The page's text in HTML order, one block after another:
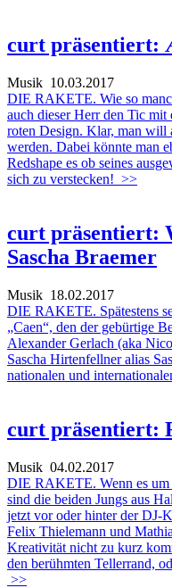
curt präsentiert:
Musik 10.03.2017
DIE RAKETE. Wie so
auch dieser Herr den Tic mit
roten Design. Klar, man will
werden. Dabei könnte man
Redshape es ob seines
sich zu verstecken! >>
curt präsentiert:
Sascha Braemer
Musik 18.02.2017
DIE RAKETE. Spätestens
„Caen“, den der gebürtige
Alexander Gerlach (aka
Sascha Hirtenfellner alias
nationalen und
curt präsentiert:
Musik 04.02.2017
DIE RAKETE. Wenn es um
sind die beiden Jungs aus
jetzt vor oder hinter der DJ-
Felix Thielemann und
Kreativität nicht zu kurz
den berühmten Tellerrand,
>>